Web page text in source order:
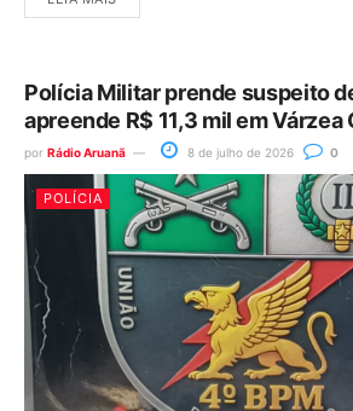
Polícia Militar prende suspeito
apreende R$ 11,3 mil em Várzea
por Rádio Aruanã 8 de julho de 2026 0
POLÍCIA